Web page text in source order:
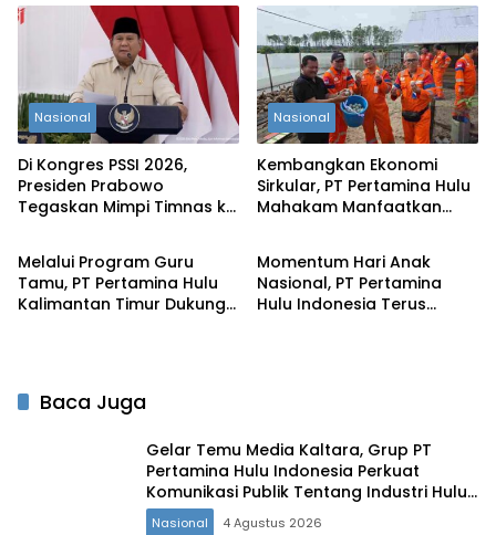
Industri Hulu Migas
Indonesia Lampaui Target
Produksi Semester I 2026‎
Nasional
Di Kongres PSSI 2026,
Presiden Prabowo
Tegaskan Mimpi Timnas ke
Nasional
Kembangkan Ekonomi
Sirkular, PT Pertamina Hulu
Mahakam Manfaatkan
Pakan Ternak Masyarakat
Nasional
Melalui Program Guru
Tamu, PT Pertamina Hulu
Kalimantan Timur Dukung
Nasional
Momentum Hari Anak
Nasional, PT Pertamina
Hulu Indonesia Terus
Baca Juga
Gelar Temu Media Kaltara, Grup PT
Pertamina Hulu Indonesia Perkuat
Komunikasi Publik Tentang Industri Hulu
Migas
Nasional 4 Agustus 2026